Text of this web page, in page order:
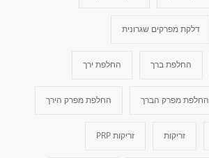
דלקת מפרקים שגרונית
החלפת ברך החלפת ירך
החלפת מפרק הברך החלפת מפרק הירך
זריקות זריקות PRP